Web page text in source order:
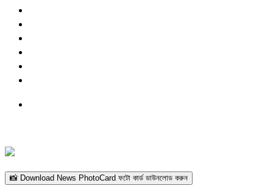
📸 Download News PhotoCard ফটো কার্ড ডাউনলোড করুন